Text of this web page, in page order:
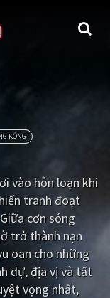
- Hình sự
Tài liệu
KÔNG
vào hỗn loạn khi
tranh đoạt
cơn sóng
trở thành nạn
oan cho những
dự, địa vị và tất
vọng nhất,